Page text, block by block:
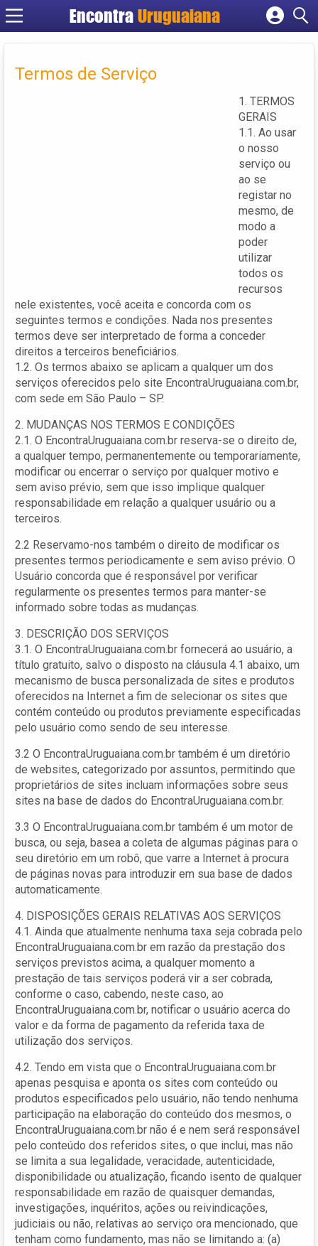
Encontra Uruguaiana
Cadastrar empresa
Criar conta
Termos de Serviço
1. TERMOS
GERAIS
1.1. Ao usar
o nosso
serviço ou
ao se
registar no
mesmo, de
modo a
poder
utilizar
todos os
recursos
nele existentes, você aceita e concorda com os
seguintes termos e condições. Nada nos presentes
termos deve ser interpretado de forma a conceder
direitos a terceiros beneficiários.
1.2. Os termos abaixo se aplicam a qualquer um dos
serviços oferecidos pelo site EncontraUruguaiana.com.br,
com sede em São Paulo – SP.
2. MUDANÇAS NOS TERMOS E CONDIÇÕES
2.1. O EncontraUruguaiana.com.br reserva-se o direito de,
a qualquer tempo, permanentemente ou temporariamente,
modificar ou encerrar o serviço por qualquer motivo e
sem aviso prévio, sem que isso implique qualquer
responsabilidade em relação a qualquer usuário ou a
terceiros.
2.2 Reservamo-nos também o direito de modificar os
presentes termos periodicamente e sem aviso prévio. O
Usuário concorda que é responsável por verificar
regularmente os presentes termos para manter-se
informado sobre todas as mudanças.
3. DESCRIÇÃO DOS SERVIÇOS
3.1. O EncontraUruguaiana.com.br fornecerá ao usuário, a
título gratuito, salvo o disposto na cláusula 4.1 abaixo, um
mecanismo de busca personalizada de sites e produtos
oferecidos na Internet a fim de selecionar os sites que
contém conteúdo ou produtos previamente especificadas
pelo usuário como sendo de seu interesse.
3.2 O EncontraUruguaiana.com.br também é um diretório
de websites, categorizado por assuntos, permitindo que
proprietários de sites incluam informações sobre seus
sites na base de dados do EncontraUruguaiana.com.br.
3.3 O EncontraUruguaiana.com.br também é um motor de
busca, ou seja, basea a coleta de algumas páginas para o
seu diretório em um robô, que varre a Internet à procura
de páginas novas para introduzir em sua base de dados
automaticamente.
4. DISPOSIÇÕES GERAIS RELATIVAS AOS SERVIÇOS
4.1. Ainda que atualmente nenhuma taxa seja cobrada pelo
EncontraUruguaiana.com.br em razão da prestação dos
serviços previstos acima, a qualquer momento a
prestação de tais serviços poderá vir a ser cobrada,
conforme o caso, cabendo, neste caso, ao
EncontraUruguaiana.com.br, notificar o usuário acerca do
valor e da forma de pagamento da referida taxa de
utilização dos serviços.
4.2. Tendo em vista que o EncontraUruguaiana.com.br
apenas pesquisa e aponta os sites com conteúdo ou
produtos especificados pelo usuário, não tendo nenhuma
participação na elaboração do conteúdo dos mesmos, o
EncontraUruguaiana.com.br não é e nem será responsável
pelo conteúdo dos referidos sites, o que inclui, mas não
se limita a sua legalidade, veracidade, autenticidade,
disponibilidade ou atualização, ficando isento de qualquer
responsabilidade em razão de quaisquer demandas,
investigações, inquéritos, ações ou reivindicações,
judiciais ou não, relativas ao serviço ora mencionado, que
tenham como fundamento, mas não se limitando a: (a)